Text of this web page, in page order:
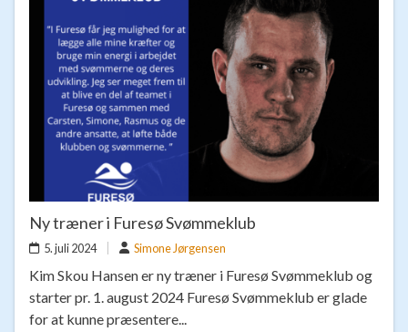
Ny træner i Furesø Svømmeklub
5. juli 2024 Simone Jørgensen
Kim Skou Hansen er ny træner i Furesø Svømmeklub og
starter pr. 1. august 2024 Furesø Svømmeklub er glade
for at kunne præsentere...